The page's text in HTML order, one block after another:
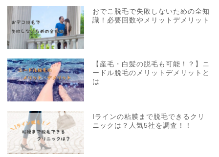
おでこ脱毛で失敗しないための全知
識！必要回数やメリットデメリット
【産毛・白髪の脱毛も可能！？】ニ
ードル脱毛のメリットデメリットと
は
Iラインの粘膜まで脱毛できるクリ
ニックは？人気5社を調査！！